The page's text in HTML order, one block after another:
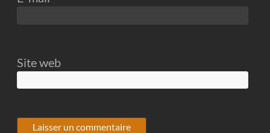
Site web